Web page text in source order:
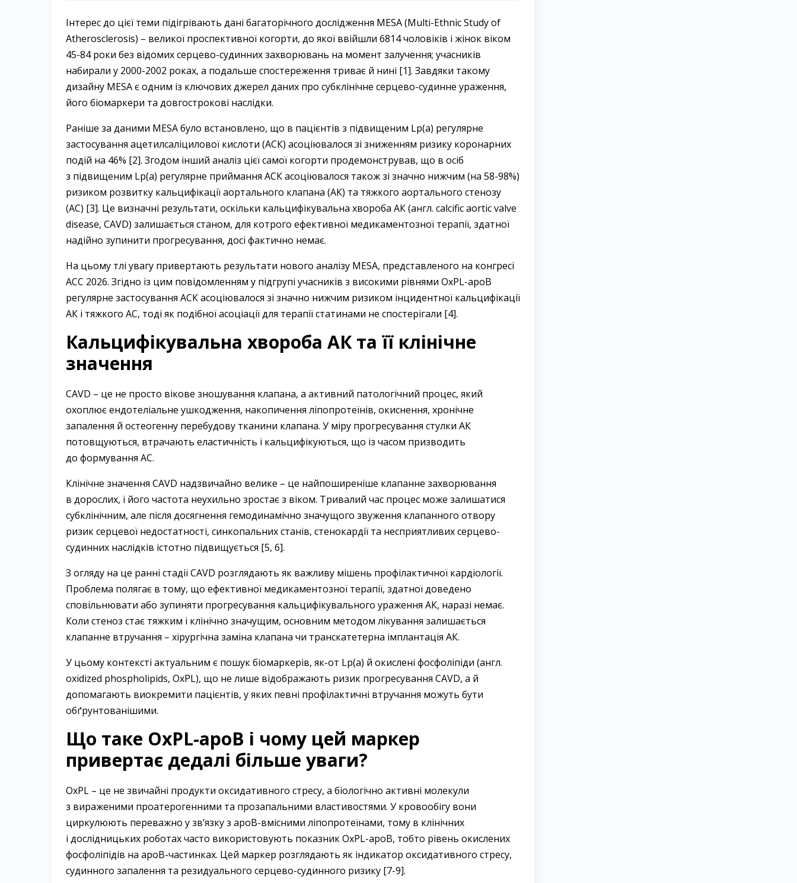
Інтерес до цієї теми підігрівають дані багаторічного дослідження MESA (Multi-Ethnic Study of
Atherosclerosis) – великої проспективної когорти, до якої ввійшли 6814 чоловіків і жінок віком
45-84 роки без відомих серцево-судинних захворювань на момент залучення; учасників
набирали у 2000-2002 роках, а подальше спостереження триває й нині [1]. Завдяки такому
дизайну MESA є одним із ключових джерел даних про субклінічне серцево-судинне ураження,
його біомаркери та довгострокові наслідки.
Раніше за даними MESA було встановлено, що в пацієнтів з підвищеним Lp(a) регулярне
застосування ацетил­саліцилової кислоти (АСК) асоціювалося зі зниженням ризику коронарних
подій на 46% [2]. Згодом інший аналіз цієї самої когорти продемонстрував, що в осіб
з підвищеним Lp(a) регулярне приймання АСК асоціювалося також зі значно нижчим (на 58-98%)
ризиком розвитку кальцифікації аортального клапана (АК) та тяжкого аортального стенозу
(АС) [3]. Це визначні результати, оскільки кальцифікувальна хвороба АК (англ. calcific aortic valve
disease, CAVD) залишається станом, для котрого ефективної медикаментозної терапії, здатної
надійно зупинити прогресування, досі фактично немає.
На цьому тлі увагу привертають результати нового аналізу MESA, представленого на конгресі
ACC 2026. Згідно із цим повідомленням у підгрупі учасників з високими рівнями OxPL-apoB
регулярне застосування АСК асоціювалося зі значно нижчим ризиком інцидентної кальцифікації
АК і тяжкого АС, тоді як подібної асоціації для терапії статинами не спостерігали [4].
Кальцифікувальна хвороба АК та її клінічне
значення
CAVD – це не просто вікове зношування клапана, а активний патологічний процес, який
охоплює ендотеліальне ушкодження, накопичення ліпопротеїнів, окиснення, хронічне
запалення й остеогенну перебудову тканини клапана. У міру прогресування стулки АК
потовщуються, втрачають еластичність і кальцифікуються, що із часом призводить
до формування АС.
Клінічне значення CAVD надзвичайно велике – це найпоширеніше клапанне захворювання
в дорослих, і його частота неухильно зростає з віком. Тривалий час процес може залишатися
субклінічним, але після досягнення гемодинамічно значущого звуження клапанного отвору
ризик серцевої недостатності, синкопальних станів, стенокардії та несприятливих серцево-
судинних наслідків істотно підвищується [5, 6].
З огляду на це ранні стадії CAVD розглядають як важливу мішень профілактичної кардіології.
Проблема полягає в тому, що ефективної медикаментозної терапії, здатної доведено
сповільнювати або зупиняти прогресування кальцифікувального ураження АК, наразі немає.
Коли стеноз стає тяжким і клінічно значущим, основним методом лікування залишається
клапанне втручання – хірургічна заміна клапана чи транскатетерна імплантація АК.
У цьому контексті актуальним є пошук біомаркерів, як-от Lp(a) й окислені фосфоліпіди (англ.
oxidized phospholipids, OxPL), що не лише відображають ризик прогресування CAVD, а й
допомагають виокремити пацієнтів, у яких певні профілактичні втручання можуть бути
обґрунтованішими.
Що таке OxPL-apoB і чому цей маркер
привертає дедалі більше уваги?
OxPL – це не звичайні продукти оксидативного стресу, а біологічно активні молекули
з вираженими проатерогенними та прозапальними властивостями. У кровообігу вони
циркулюють переважно у зв’язку з apoB-вмісними ліпопротеїнами, тому в клінічних
і дослідницьких роботах часто використовують показник OxPL-apoB, тобто рівень окислених
фосфоліпідів на apoB-частинках. Цей маркер розглядають як індикатор оксидативного стресу,
судинного запалення та резидуального серцево-судинного ризику [7-9].